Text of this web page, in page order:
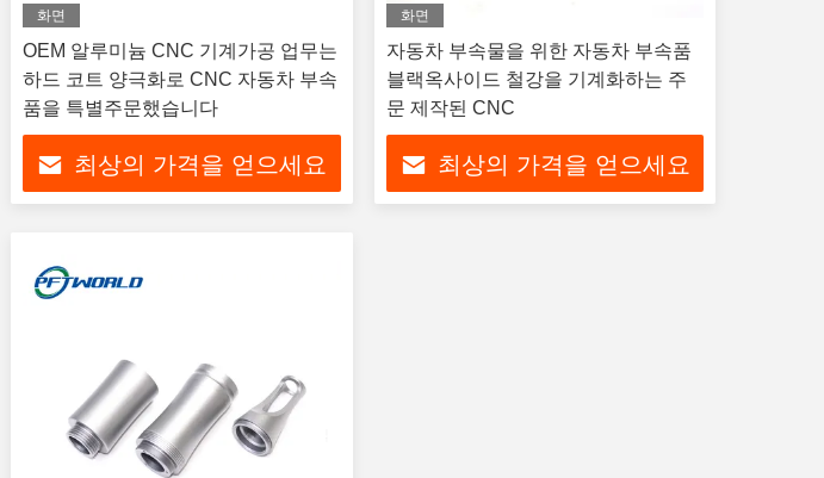
화면
OEM 알루미늄 CNC 기계가공 업무는
하드 코트 양극화로 CNC 자동차 부속
품을 특별주문했습니다
최상의 가격을 얻으세요
화면
자동차 부속물을 위한 자동차 부속품
블랙옥사이드 철강을 기계화하는 주
문 제작된 CNC
최상의 가격을 얻으세요